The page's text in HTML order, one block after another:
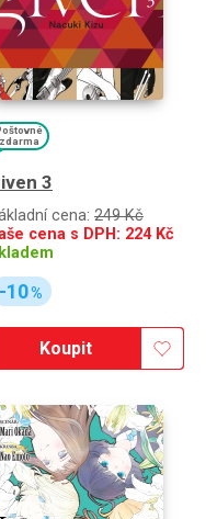
zdarma
3
cena: 249 Kč
cena s DPH: 224Kč
-10%
Koupit